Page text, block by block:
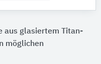
aus glasiertem Titan-
möglichen